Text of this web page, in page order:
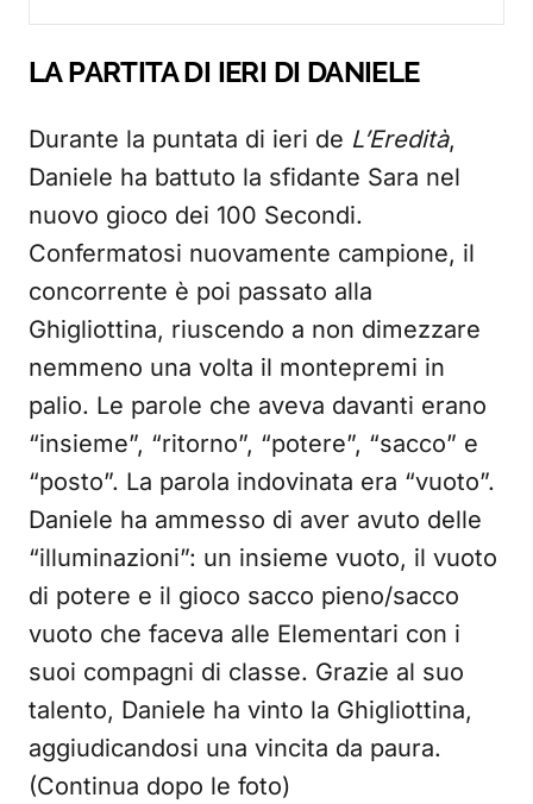
LA PARTITA DI IERI DI DANIELE
Durante la puntata di ieri de L’Eredità,
Daniele ha battuto la sfidante Sara nel
nuovo gioco dei 100 Secondi.
Confermatosi nuovamente campione, il
concorrente è poi passato alla
Ghigliottina, riuscendo a non dimezzare
nemmeno una volta il montepremi in
palio. Le parole che aveva davanti erano
“insieme”, “ritorno”, “potere”, “sacco” e
“posto”. La parola indovinata era “vuoto”.
Daniele ha ammesso di aver avuto delle
“illuminazioni”: un insieme vuoto, il vuoto
di potere e il gioco sacco pieno/sacco
vuoto che faceva alle Elementari con i
suoi compagni di classe. Grazie al suo
talento, Daniele ha vinto la Ghigliottina,
aggiudicandosi una vincita da paura.
(Continua dopo le foto)